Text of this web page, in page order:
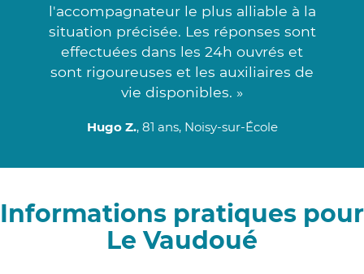
l'accompagnateur le plus alliable à la
situation précisée. Les réponses sont
effectuées dans les 24h ouvrés et
sont rigoureuses et les auxiliaires de
vie disponibles. »
Hugo Z., 81 ans, Noisy-sur-École
Informations pratiques pour
Le Vaudoué